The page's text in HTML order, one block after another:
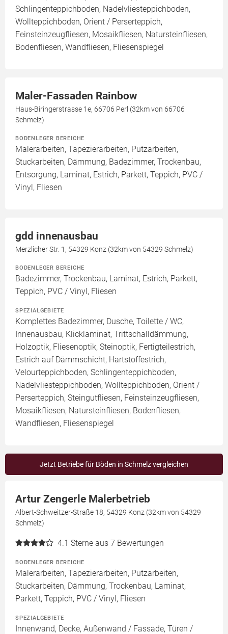
Schlingenteppichboden, Nadelvliesteppichboden,
Wollteppichboden, Orient / Perserteppich,
Feinsteinzeugfliesen, Mosaikfliesen, Natursteinfliesen,
Bodenfliesen, Wandfliesen, Fliesenspiegel
Maler-Fassaden Rainbow
Haus-Biringerstrasse 1e, 66706 Perl (32km von 66706
Schmelz)
BODENLEGER BEREICHE
Malerarbeiten, Tapezierarbeiten, Putzarbeiten,
Stuckarbeiten, Dämmung, Badezimmer, Trockenbau,
Entsorgung, Laminat, Estrich, Parkett, Teppich, PVC /
Vinyl, Fliesen
gdd innenausbau
Merzlicher Str. 1, 54329 Konz (32km von 54329 Schmelz)
BODENLEGER BEREICHE
Badezimmer, Trockenbau, Laminat, Estrich, Parkett,
Teppich, PVC / Vinyl, Fliesen
SPEZIALGEBIETE
Komplettes Badezimmer, Dusche, Toilette / WC,
Innenausbau, Klicklaminat, Trittschalldämmung,
Holzoptik, Fliesenoptik, Steinoptik, Fertigteilestrich,
Estrich auf Dämmschicht, Hartstoffestrich,
Velourteppichboden, Schlingenteppichboden,
Nadelvliesteppichboden, Wollteppichboden, Orient /
Perserteppich, Steingutfliesen, Feinsteinzeugfliesen,
Mosaikfliesen, Natursteinfliesen, Bodenfliesen,
Wandfliesen, Fliesenspiegel
Jetzt Betriebe für Böden in Schmelz vergleichen
Artur Zengerle Malerbetrieb
Albert-Schweitzer-Straße 18, 54329 Konz (32km von 54329
Schmelz)
4.1 Sterne aus 7 Bewertungen
BODENLEGER BEREICHE
Malerarbeiten, Tapezierarbeiten, Putzarbeiten,
Stuckarbeiten, Dämmung, Trockenbau, Laminat,
Parkett, Teppich, PVC / Vinyl, Fliesen
SPEZIALGEBIETE
Innenwand, Decke, Außenwand / Fassade, Türen /